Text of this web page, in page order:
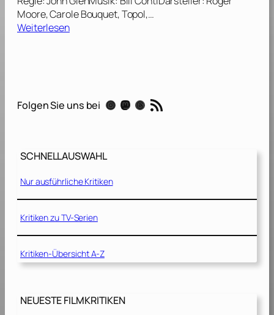
t
[
e
i
m
9
Moore, Carole Bouquet, Topol,…
Weiterlesen:
l
e
M
i
s
o
n
1
Folgen Sie uns bei Instagram Mastodon Threads RSS-Feed
SCHNELLAUSWAHL
Nur ausführliche Kritiken
Kritiken zu TV-Serien
Kritiken-Übersicht A-Z
NEUESTE FILMKRITIKEN